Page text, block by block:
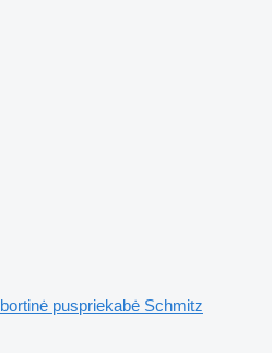
bortinė puspriekabė Schmitz